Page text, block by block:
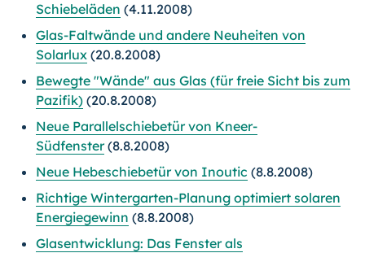
Schiebeläden (4.11.2008)
Glas-Faltwände und andere Neuheiten von
Solarlux (20.8.2008)
Bewegte "Wände" aus Glas (für freie Sicht bis zum
Pazifik) (20.8.2008)
Neue Parallelschiebetür von Kneer-
Südfenster(8.8.2008)
Neue Hebeschiebetür von Inoutic (8.8.2008)
Richtige Wintergarten-Planung optimiert solaren
Energiegewinn (8.8.2008)
Glasentwicklung: Das Fenster als